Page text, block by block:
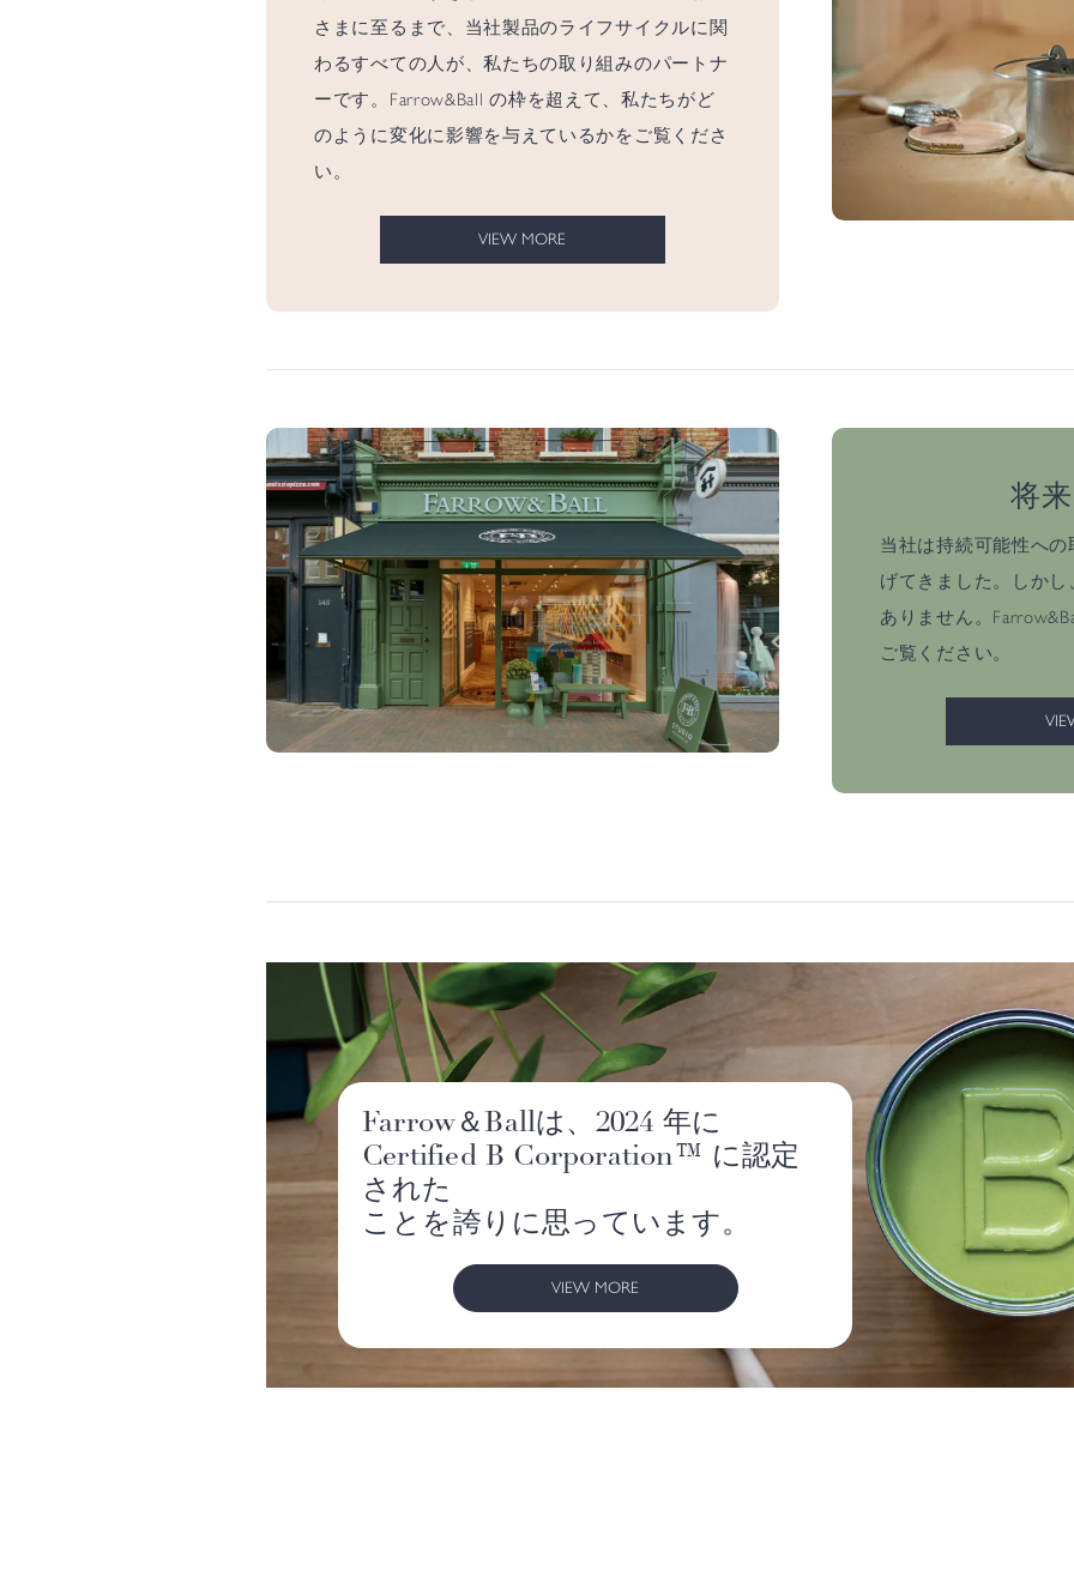
さまに至るまで、当社製品のライフサイクルに関
わるすべての人が、私たちの取り組みのパートナ
ーです。Farrow&Ball の枠を超えて、私たちがど
のように変化に影響を与えているかをご覧くださ
い。
VIEW MORE
将
当社は持続可能性へ
げてきました。しか
ありません。
ご覧ください。
Farrow＆Ballは、2024 年に
Certified B Corporation™ に認定
された
ことを誇りに思っています。
VIEW MORE